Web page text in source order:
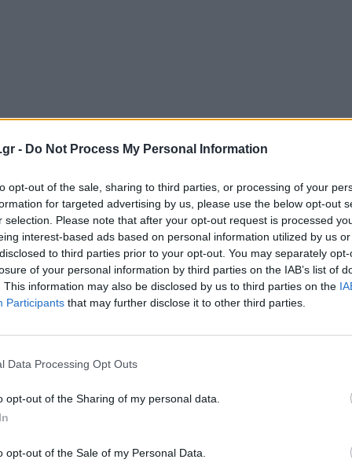
- Do Not Process My Personal Information
opt-out of the sale, sharing to third parties, or processing of your
for targeted advertising by us, please use the below opt-out
selection. Please note that after your opt-out request is processed
interest-based ads based on personal information utilized by us
to third parties prior to your opt-out. You may separately
of your personal information by third parties on the IAB’s list of
This information may also be disclosed by us to third parties on the
Participants that may further disclose it to other third parties.
Data Processing Opt Outs
opt-out of the Sharing of my personal data.
opt-out of the Sale of my Personal Data.
ΝΈΑ
Το PlayStation και ο Kratos μαθαίνουν
ελληνικά!
BY ΠΈΤΡΟΣ ΚΥΠΡΑΊΟΣ 11/12/2017
[Δ.Τ.] Το παιχνίδι παίζεται ήδη στη γλώσσα σου μετά
και από την τελευταία ενημέρωση λογισμικού
συστήματος 5.00 του PlayStation. Η κορυφαία…